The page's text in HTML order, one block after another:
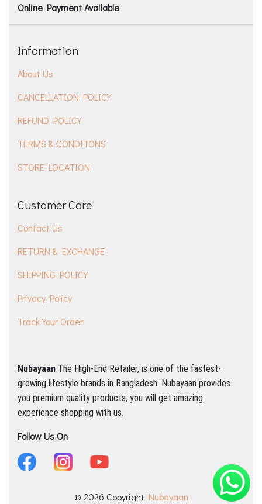
Online Payment Available
Information
About Us
CANCELLATION POLICY
REFUND POLICY
TERMS & CONDITONS
STORE LOCATION
Customer Care
Contact Us
RETURN & EXCHANGE
SHIPPING POLICY
Privacy Policy
Track Your Order
Nubayaan The High-End Retailer, is one of the fastest-
growing lifestyle brands in Bangladesh. Nubayaan provides
you premium quality products, you will get amazing
experience shopping with us.
Follow Us On
© 2026 Copyright Nubayaan